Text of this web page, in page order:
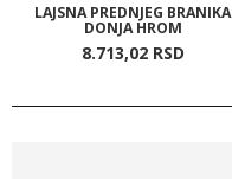
LAJSNA PREDNJEG BRANIKA
DONJA HROM
8.713,02 RSD